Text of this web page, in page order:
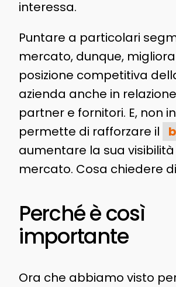
interessa.
Puntare a particolari
mercato, dunque,
posizione competitiva
azienda anche in
partner e fornitori. E, non
permette di rafforzare il
aumentare la sua visibilità
mercato. Cosa chiedere
Perché è così
importante
Ora che abbiamo visto